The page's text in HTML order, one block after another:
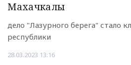
Махачкалы
дело "Лазурного берега" стало
республики
28.03.2023 13:16